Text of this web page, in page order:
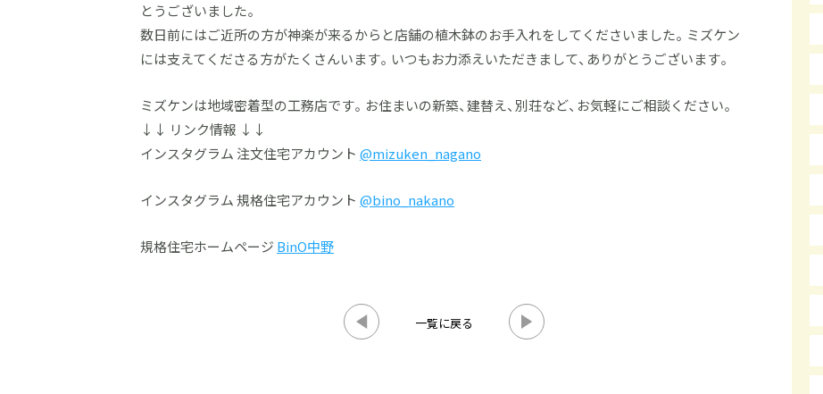
とうございました。
数日前にはご近所の方が神楽が来るからと店舗の植木鉢のお手入れをしてくださいました。ミズケン
には支えてくださる方がたくさんいます。いつもお力添えいただきまして、ありがとうございます。
ミズケンは地域密着型の工務店です。お住まいの新築、建替え、別荘など、お気軽にご相談ください。
↓↓ リンク情報 ↓↓
インスタグラム 注文住宅アカウント @mizuken_nagano
インスタグラム 規格住宅アカウント @bino_nakano
規格住宅ホームページ BinO中野
一覧に戻る